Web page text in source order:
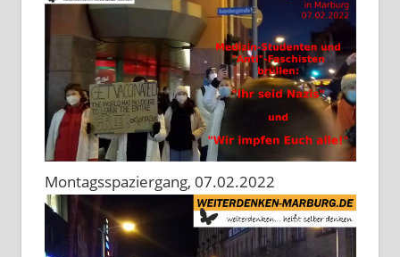
Montagsspaziergang, 07.02.2022